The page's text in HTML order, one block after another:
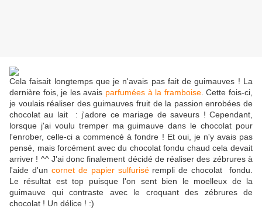
Cela faisait longtemps que je n'avais pas fait de guimauves ! La
dernière fois, je les avais parfumées à la framboise. Cette fois-ci,
je voulais réaliser des guimauves fruit de la passion enrobées de
chocolat au lait : j'adore ce mariage de saveurs ! Cependant,
lorsque j'ai voulu tremper ma guimauve dans le chocolat pour
l'enrober, celle-ci a commencé à fondre ! Et oui, je n'y avais pas
pensé, mais forcément avec du chocolat fondu chaud cela devait
arriver ! ^^ J'ai donc finalement décidé de réaliser des zébrures à
l'aide d'un cornet de papier sulfurisérempli de chocolat fondu.
Le résultat est top puisque l'on sent bien le moelleux de la
guimauve qui contraste avec le croquant des zébrures de
chocolat ! Un délice ! :)